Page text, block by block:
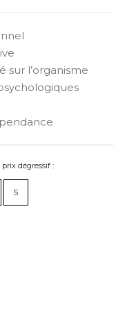
sur l’organisme
dégressif :
5